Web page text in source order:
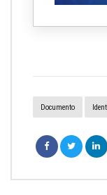
Documento